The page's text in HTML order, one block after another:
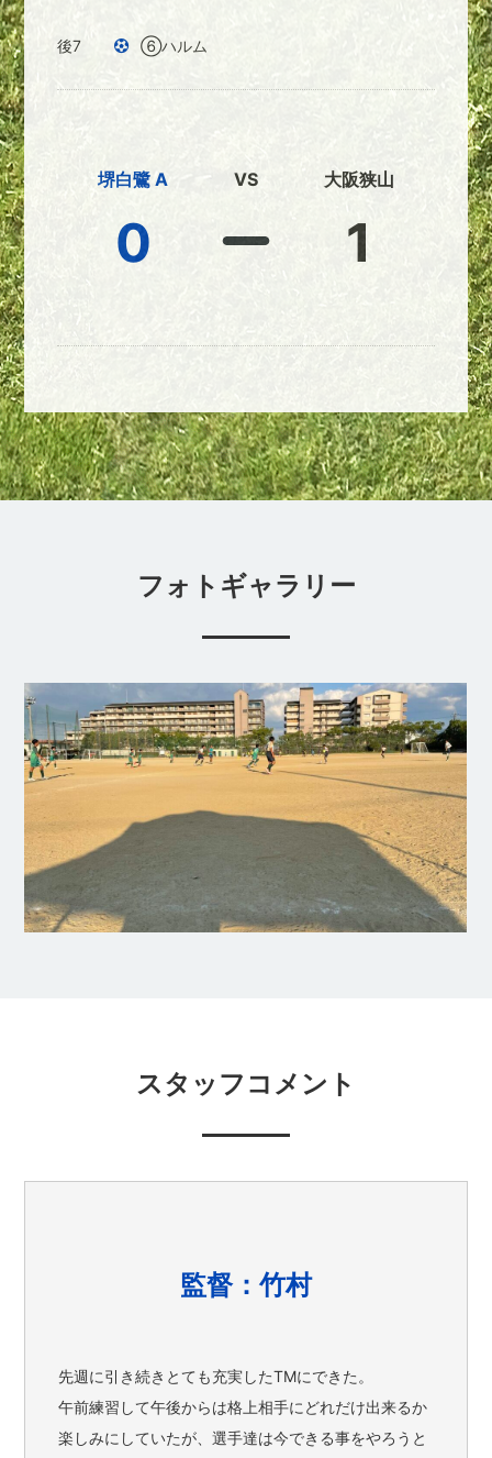
後7 ⑥ハルム
堺白鷺 A
0
VS 大阪狭山
1
フォトギャラリー
スタッフコメント
監督：竹村
先週に引き続きとても充実したTMにできた。
午前練習して午後からは格上相手にどれだけ出来るか
楽しみにしていたが、選手達は今できる事をやろうと